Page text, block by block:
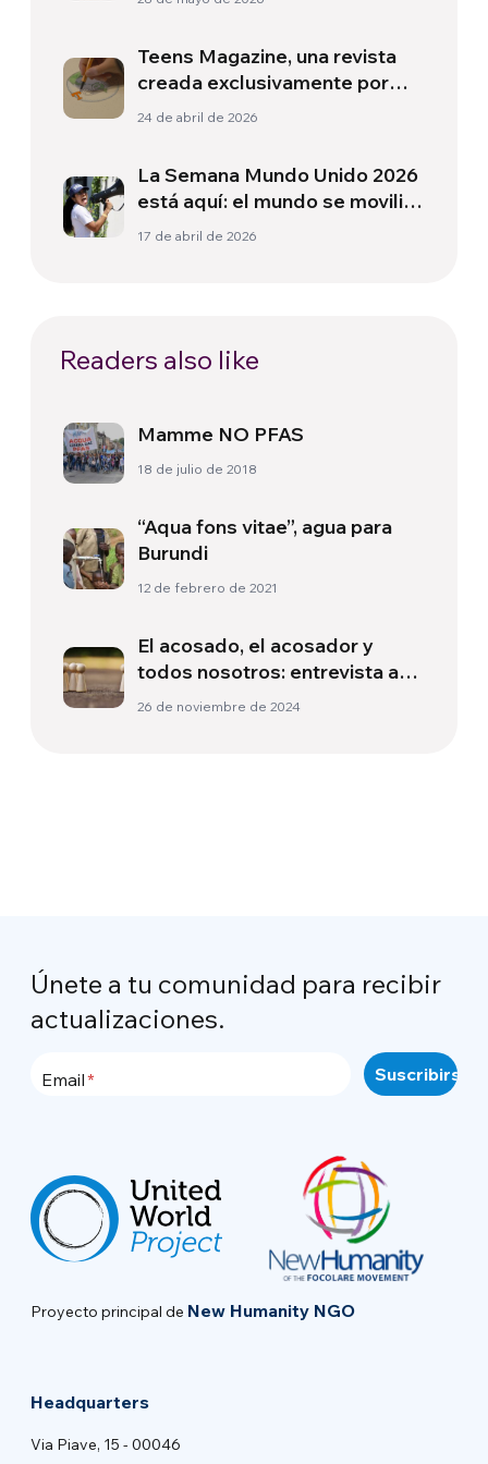
Teens Magazine, una revista
creada exclusivamente por
jóvenes con una perspectiva
24 de abril de 2026
La Semana Mundo Unido 2026
está aquí: el mundo se moviliza
por una sociedad más justa y
17 de abril de 2026
Readers also like
Mamme NO PFAS
18 de julio de 2018
“Aqua fons vitae”, agua para
Burundi
12 de febrero de 2021
El acosado, el acosador y
todos nosotros: entrevista a
Viviana Colonnetti
26 de noviembre de 2024
Únete a tu comunidad para recibir
actualizaciones.
Email
Proyecto principal de New Humanity NGO
Headquarters
Via Piave, 15 - 00046